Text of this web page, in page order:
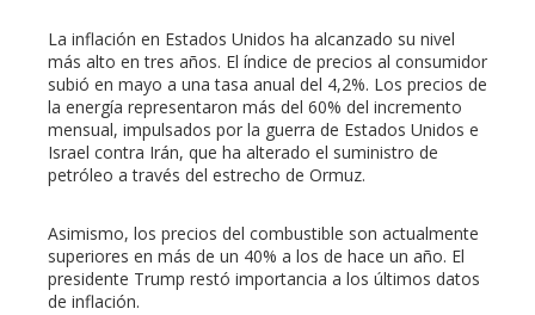
La inflación en Estados Unidos ha alcanzado su nivel
más alto en tres años. El índice de precios al consumidor
subió en mayo a una tasa anual del 4,2%. Los precios de
la energía representaron más del 60% del incremento
mensual, impulsados por la guerra de Estados Unidos e
Israel contra Irán, que ha alterado el suministro de
petróleo a través del estrecho de Ormuz.
Asimismo, los precios del combustible son actualmente
superiores en más de un 40% a los de hace un año. El
presidente Trump restó importancia a los últimos datos
de inflación.